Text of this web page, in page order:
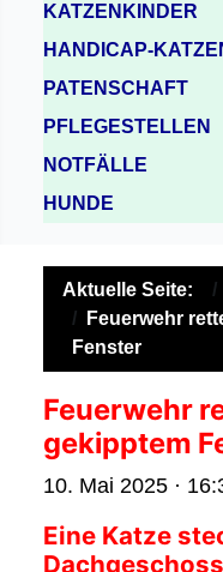
KATZENKINDER
HANDICAP-
PATENSCHAFT
PFLEGESTELLEN
NOTFÄLLE
HUNDE
Aktuelle Seite:
Feuerwehr
Fenster
Feuerwehr
gekipptem
10. Mai 2025 ·
Eine Katze